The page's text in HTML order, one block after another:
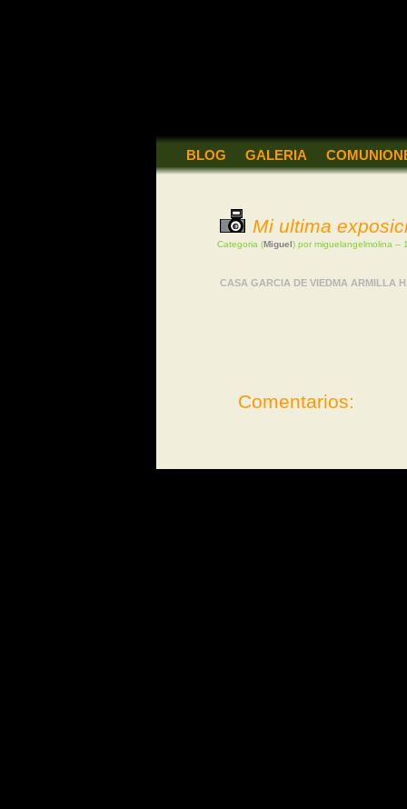
BLOG GALERIA
Mi ultima
Categoria (Miguel) por miguelangelmolina --
CASA GARCIA DE VIEDMA ARMILLA
Comentarios: